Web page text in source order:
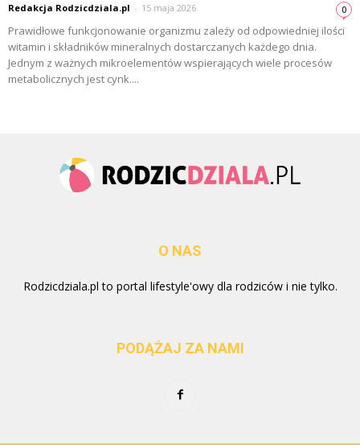
Redakcja Rodzicdziala.pl - 15 maja 2026 0
Prawidłowe funkcjonowanie organizmu zależy od odpowiedniej ilości
witamin i składników mineralnych dostarczanych każdego dnia.
Jednym z ważnych mikroelementów wspierających wiele procesów
metabolicznych jest cynk....
O NAS
Rodzicdziala.pl to portal lifestyle'owy dla rodziców i nie tylko.
PODĄŻAJ ZA NAMI